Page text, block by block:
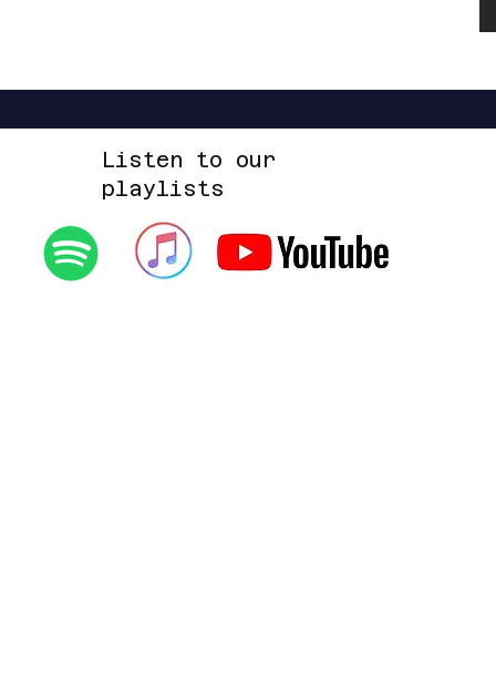
Listen to our
playlists